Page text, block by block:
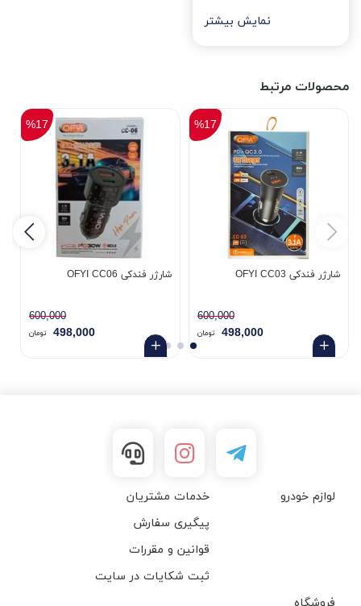
نمایش بیشتر
محصولات مرتبط
شارژر فندکی OFYI CC03
600,000
%17
498,000 تومان
شارژر فندکی OFYI CC06
600,000
%17
498,000 تومان
لوازم خودرو
خدمات مشتریان
پیگیری سفارش
قوانین و مقررات
ثبت شکایات در سایت